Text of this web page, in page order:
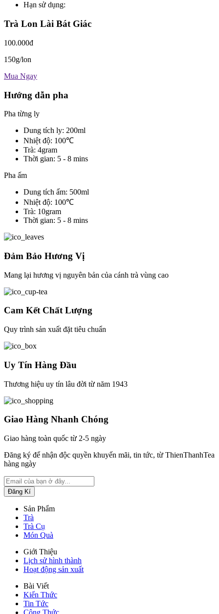
Hạn sử dụng:
Trà Lon Lài Bát Giác
100.000đ
150g/lon
Mua Ngay
Hướng dẫn pha
Pha từng ly
Dung tích ly: 200ml
Nhiệt độ: 100℃
Trà: 4gram
Thời gian: 5 - 8 mins
Pha ấm
Dung tích ấm: 500ml
Nhiệt độ: 100℃
Trà: 10gram
Thời gian: 5 - 8 mins
Đảm Bảo Hương Vị
Mang lại hương vị nguyên bản của cánh trà vùng cao
Cam Kết Chất Lượng
Quy trình sản xuất đặt tiêu chuẩn
Uy Tín Hàng Đầu
Thương hiệu uy tín lâu đời từ năm 1943
Giao Hàng Nhanh Chóng
Giao hàng toàn quốc từ 2-5 ngày
Đăng ký để nhận độc quyền khuyến mãi, tin tức, từ ThienThanhTea
hàng ngày
Sản Phẩm
Trà
Trà Cụ
Món Quà
Giới Thiệu
Lịch sử hình thành
Hoạt động sản xuất
Bài Viết
Kiến Thức
Tin Tức
Công Thức